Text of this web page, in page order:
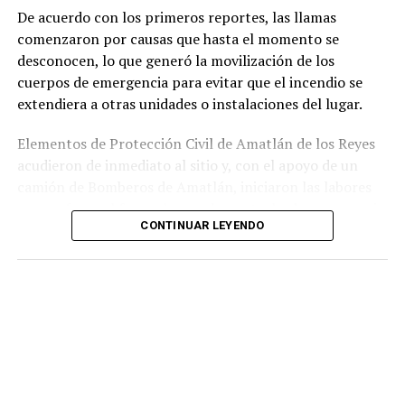
públicos.
De acuerdo con los primeros reportes, las llamas
comenzaron por causas que hasta el momento se
desconocen, lo que generó la movilización de los
cuerpos de emergencia para evitar que el incendio se
extendiera a otras unidades o instalaciones del lugar.
Elementos de Protección Civil de Amatlán de los Reyes
acudieron de inmediato al sitio y, con el apoyo de un
para sofocar el fuego, logrando controlar la emergencia
tras varios minutos de trabajo.
CONTINUAR LEYENDO